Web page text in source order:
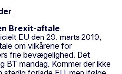
Brexit-aftale
EU den 29. marts 2019,
om vilkårene for
frie bevægelighed. Det
BT mandag. Kommer der ikke